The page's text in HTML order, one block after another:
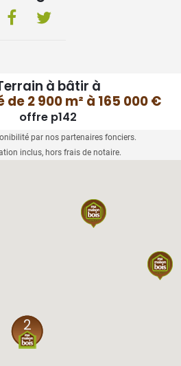
à bâtir à
de 2 900 m² à 165 000 €
offre p142
par nos partenaires fonciers.
inclus, hors frais de notaire.
2